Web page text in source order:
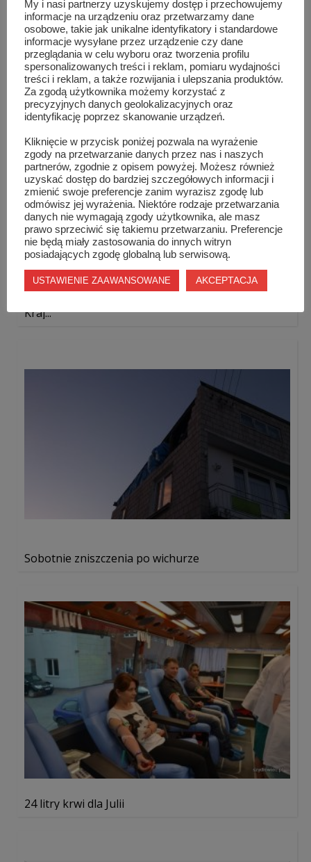
Podobne wpisy
Kraj...
Sobotnie zniszczenia po wichurze
24 litry krwi dla Julii
My i nasi partnerzy uzyskujemy dostęp i przechowujemy
informacje na urządzeniu oraz przetwarzamy dane
osobowe, takie jak unikalne identyfikatory i standardowe
informacje wysyłane przez urządzenie czy dane
przeglądania w celu wyboru oraz tworzenia profilu
spersonalizowanych treści i reklam, pomiaru wydajności
treści i reklam, a także rozwijania i ulepszania produktów.
Za zgodą użytkownika możemy korzystać z
precyzyjnych danych geolokalizacyjnych oraz
identyfikację poprzez skanowanie urządzeń.
Kliknięcie w przycisk poniżej pozwala na wyrażenie
zgody na przetwarzanie danych przez nas i naszych
partnerów, zgodnie z opisem powyżej. Możesz również
uzyskać dostęp do bardziej szczegółowych informacji i
zmienić swoje preferencje zanim wyrazisz zgodę lub
odmówisz jej wyrażenia. Niektóre rodzaje przetwarzania
danych nie wymagają zgody użytkownika, ale masz
prawo sprzeciwić się takiemu przetwarzaniu. Preferencje
nie będą miały zastosowania do innych witryn
posiadających zgodę globalną lub serwisową.
USTAWIENIE ZAAWANSOWANE AKCEPTACJA